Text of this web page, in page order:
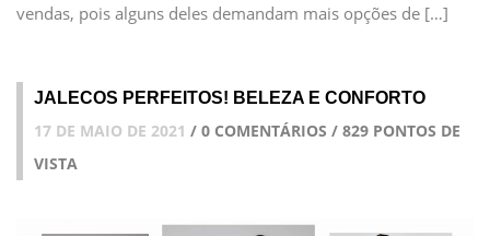
vendas, pois alguns deles demandam mais opções de […]
JALECOS PERFEITOS! BELEZA E CONFORTO
17 DE MAIO DE 2021 / 0 COMENTÁRIOS / 829 PONTOS DE
VISTA